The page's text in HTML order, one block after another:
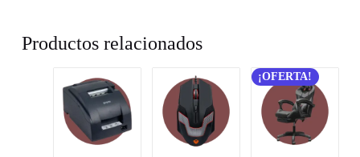
Productos relacionados
¡OFERTA!